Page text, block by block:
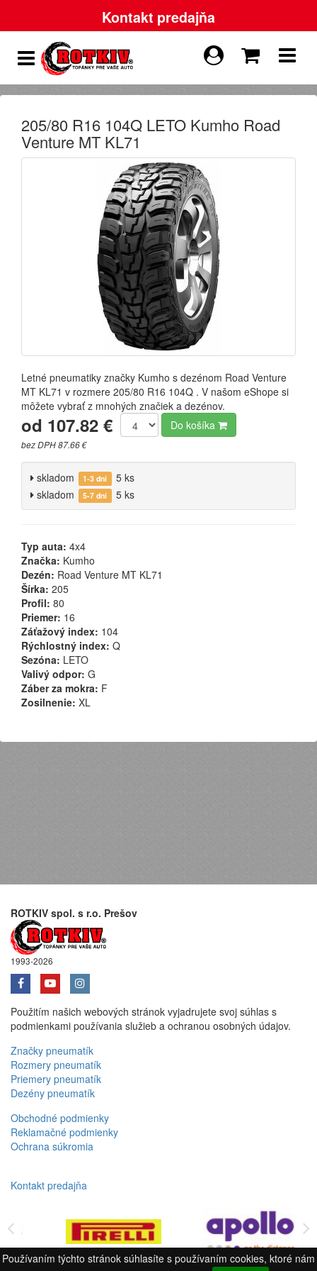
Kontakt predajňa
205/80 R16 104Q LETO Kumho Road
Venture MT KL71
Letné pneumatiky značky Kumho s dezénom Road Venture
MT KL71 v rozmere 205/80 R16 104Q . V našom eShope si
môžete vybrať z mnohých značiek a dezénov.
od 107.82 €
bez DPH 87.66 €
Do košíka
skladom 1-3 dni
5 ks
skladom
5-7 dní 5 ks
Typ auta: 4x4
Značka: Kumho
Dezén: Road Venture MT KL71
Šírka: 205
Profil: 80
Priemer: 16
Záťažový index: 104
Rýchlostný index: Q
Sezóna: LETO
Valivý odpor: G
Záber za mokra: F
Zosilnenie: XL
ROTKIV spol. s r.o. Prešov
1993-2026
Použitím našich webových stránok vyjadrujete svoj súhlas s
podmienkami používania služieb a ochranou osobných údajov.
Značky pneumatík
Rozmery pneumatík
Priemery pneumatík
Dezény pneumatík
Obchodné podmienky
Reklamačné podmienky
Ochrana súkromia
Kontakt predajňa
Používaním týchto stránok súhlasíte s používaním cookies, ktoré nám